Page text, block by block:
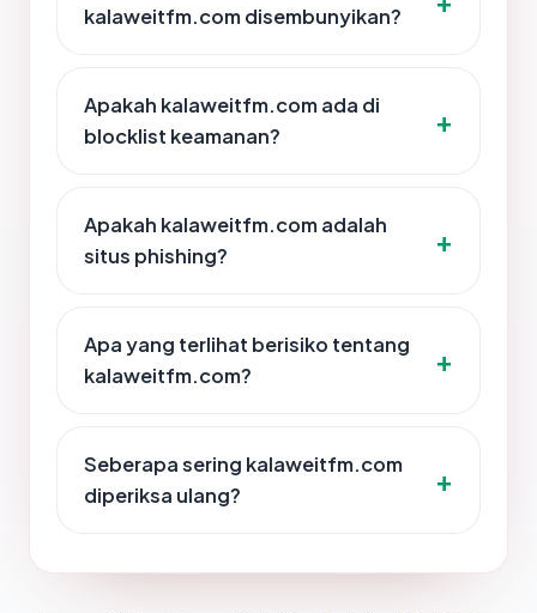
kalaweitfm.com disembunyikan?
Apakah kalaweitfm.com ada di
blocklist keamanan?
Apakah kalaweitfm.com adalah
situs phishing?
Apa yang terlihat berisiko tentang
kalaweitfm.com?
Seberapa sering kalaweitfm.com
diperiksa ulang?